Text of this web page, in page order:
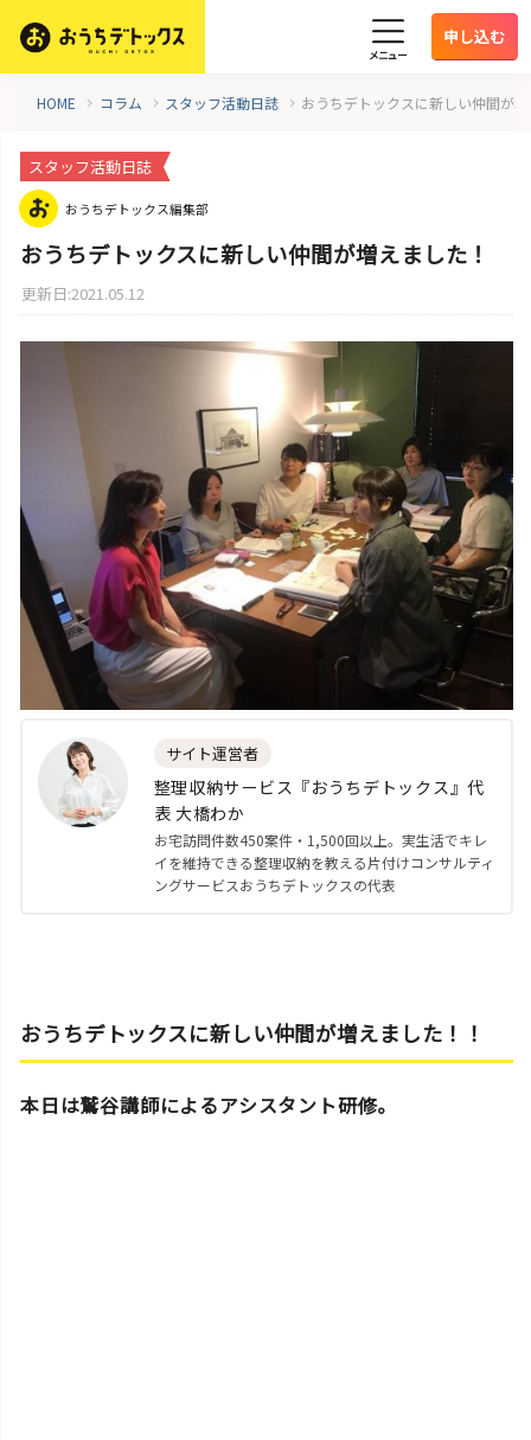
メニュー
申し込む
HOME コラム スタッフ活動日誌 おうちデトックスに新しい仲間が
スタッフ活動日誌
おうちデトックス編集部
おうちデトックスに新しい仲間が増えました！
更新日:2021.05.12
サイト運営者
整理収納サービス『おうちデトックス』代
表 大橋わか
お宅訪問件数450案件・1,500回以上。実生活でキレ
イを維持できる整理収納を教える片付けコンサルティ
ングサービスおうちデトックスの代表
おうちデトックスに新しい仲間が増えました！！
本日は鷲谷講師によるアシスタント研修。